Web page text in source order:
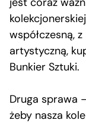
współczesną,
artystyczną,
Bunkier Sztuki.
Druga sprawa
żeby nasza